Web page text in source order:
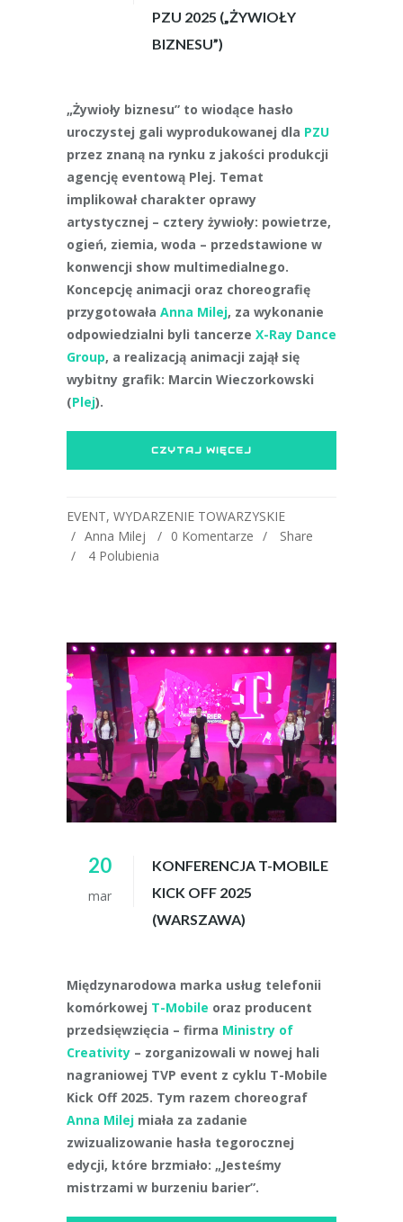
PZU 2025 („ŻYWIOŁY
BIZNESU”)
„Żywioły biznesu” to wiodące hasło
uroczystej gali wyprodukowanej dla PZU
przez znaną na rynku z jakości produkcji
agencję eventową Plej. Temat
implikował charakter oprawy
artystycznej – cztery żywioły: powietrze,
ogień, ziemia, woda – przedstawione w
konwencji show multimedialnego.
Koncepcję animacji oraz choreografię
przygotowała Anna Milej, za wykonanie
odpowiedzialni byli tancerze X-Ray Dance
Group, a realizacją animacji zajął się
wybitny grafik: Marcin Wieczorkowski
(Plej).
CZYTAJ WIĘCEJ
EVENT, WYDARZENIE TOWARZYSKIE
Anna Milej
0 Komentarze
Share
4 Polubienia
20
mar
KONFERENCJA T-MOBILE
KICK OFF 2025
(WARSZAWA)
Międzynarodowa marka usług telefonii
komórkowej T-Mobile oraz producent
przedsięwzięcia – firma Ministry of
Creativity – zorganizowali w nowej hali
nagraniowej TVP event z cyklu T-Mobile
Kick Off 2025. Tym razem choreograf
Anna Milej miała za zadanie
zwizualizowanie hasła tegorocznej
edycji, które brzmiało: „Jesteśmy
mistrzami w burzeniu barier”.